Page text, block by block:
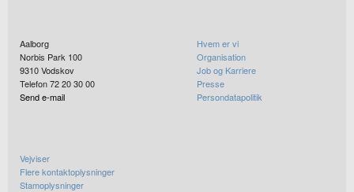
Aalborg
Norbis Park 100
9310Vodskov
Telefon 72 20 30 00
Send e-mail
Hvem er vi
Organisation
Job og Karriere
Presse
Persondatapolitik
Vejviser
Flere kontaktoplysninger
Stamoplysninger